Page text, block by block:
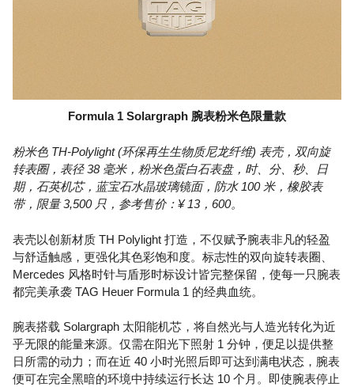
Formula 1 Solargraph 腕表粉米色限量款
粉米色 TH-Polylight (环保再生生物质尼龙纤维) 表壳，双向旋
转表圈，表径 38 毫米，粉米色蛋白石表盘，时、分、秒、日
期，石英机芯，蓝宝石水晶玻璃镜面，防水 100 米，橡胶表
带，限量 3,500 只，参考售价：¥ 13，600。
表壳以创新材质 TH Polylight 打造，不仅赋予腕表非凡的轻盈
与舒适触感，更强化其色彩饱和度。标志性的双向旋转表圈、
Mercedes 风格时针与盾形时标设计皆完整保留，使每一只腕表
都完美承袭 TAG Heuer Formula 1 的经典血统。
腕表搭载 Solargraph 太阳能机芯，将自然光与人造光转化为近
乎无限的能量来源。仅需在阳光下照射 1 分钟，便足以提供整
日所需的动力；而在近 40 小时光照后即可达到满电状态，腕表
便可在完全黑暗的环境中持续运行长达 10 个月。即使腕表停止